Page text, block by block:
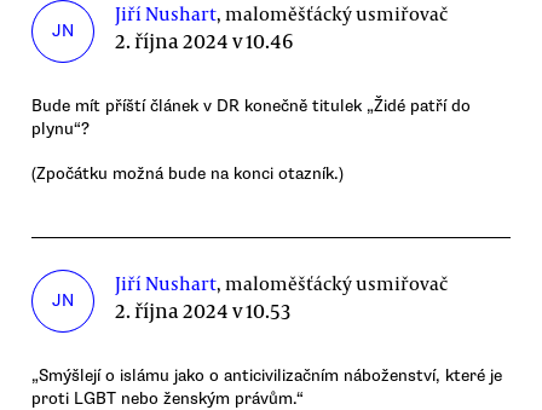
JN
Jiří Nushart, maloměšťácký usmiřovač
2. října 2024 v 10.46
Bude mít příští článek v DR konečně titulek „Židé patří do
plynu“?
(Zpočátku možná bude na konci otazník.)
JN
Jiří Nushart, maloměšťácký usmiřovač
2. října 2024 v 10.53
„Smýšlejí o islámu jako o anticivilizačním náboženství, které je
proti LGBT nebo ženským právům.“